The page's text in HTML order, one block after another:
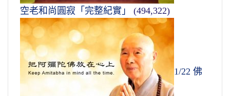
空老和尚圓寂「完整紀實」 (494,322)
1/22 佛